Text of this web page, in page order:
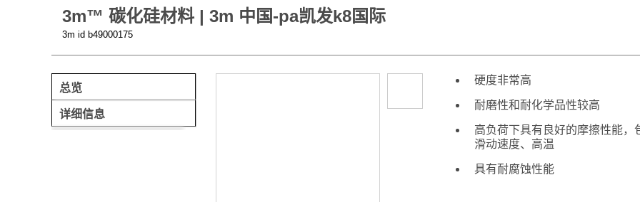
3m™ 碳化硅材料 | 3m 中国-pa凯发k8国际
3m id b49000175
总览
详细信息
硬度非常高
耐磨性和耐化学品性较高
高负荷下具有良好的摩擦性能，
滑动速度、高温
具有耐腐蚀性能